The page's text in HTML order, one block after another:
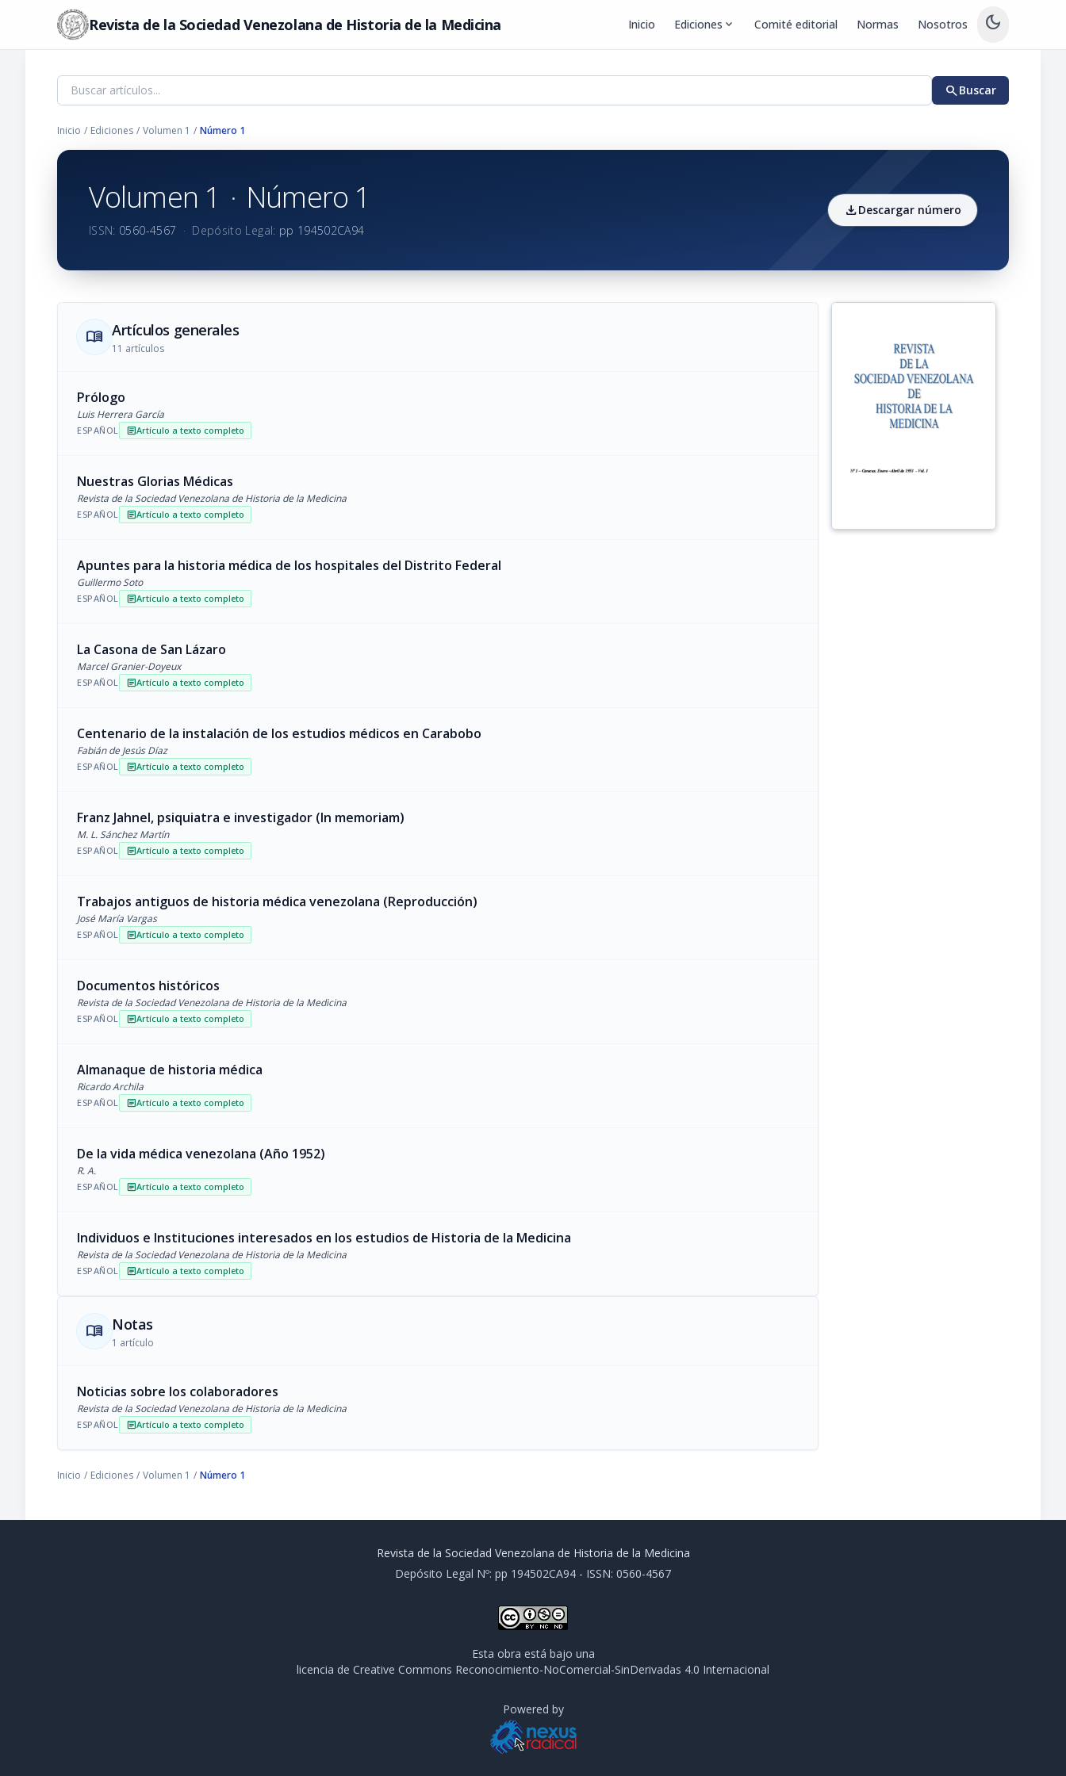
Revista de la Sociedad Venezolana de Historia de la Medicina Inicio Ediciones expand_more Comité editorial Normas Nosotros dark_mode
searchBuscar
Inicio / Ediciones / Volumen 1 / Número 1
Volumen 1 · Número 1
ISSN: 0560-4567 · Depósito Legal: pp 194502CA94
downloadDescargar número
menu_book Artículos generales
11 artículos
Prólogo
Luis Herrera García
ESPAÑOL articleArtículo a texto completo
Nuestras Glorias Médicas
Revista de la Sociedad Venezolana de Historia de la Medicina
ESPAÑOL articleArtículo a texto completo
Apuntes para la historia médica de los hospitales del Distrito Federal
Guillermo Soto
ESPAÑOL articleArtículo a texto completo
La Casona de San Lázaro
Marcel Granier-Doyeux
ESPAÑOL articleArtículo a texto completo
Centenario de la instalación de los estudios médicos en Carabobo
Fabián de Jesús Díaz
ESPAÑOL articleArtículo a texto completo
Franz Jahnel, psiquiatra e investigador (In memoriam)
M. L. Sánchez Martín
ESPAÑOL articleArtículo a texto completo
Trabajos antiguos de historia médica venezolana (Reproducción)
José María Vargas
ESPAÑOL articleArtículo a texto completo
Documentos históricos
Revista de la Sociedad Venezolana de Historia de la Medicina
ESPAÑOL articleArtículo a texto completo
Almanaque de historia médica
Ricardo Archila
ESPAÑOL articleArtículo a texto completo
De la vida médica venezolana (Año 1952)
R. A.
ESPAÑOL articleArtículo a texto completo
Individuos e Instituciones interesados en los estudios de Historia de la Medicina
Revista de la Sociedad Venezolana de Historia de la Medicina
ESPAÑOL articleArtículo a texto completo
menu_book Notas
1 artículo
Noticias sobre los colaboradores
Revista de la Sociedad Venezolana de Historia de la Medicina
ESPAÑOL articleArtículo a texto completo
Inicio / Ediciones / Volumen 1 / Número 1
Revista de la Sociedad Venezolana de Historia de la Medicina
Depósito Legal Nº: pp 194502CA94 - ISSN: 0560-4567
Esta obra está bajo una
licencia de Creative Commons Reconocimiento-NoComercial-SinDerivadas 4.0 Internacional
Powered by